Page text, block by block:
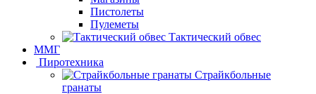
Пистолеты
Пулеметы
Тактический обвес
ММГ
Пиротехника
Страйкбольные
гранаты